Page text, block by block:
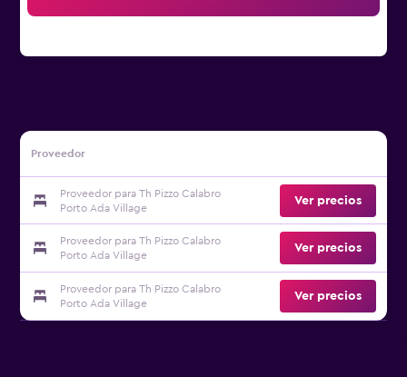
Proveedor
Proveedor para Th Pizzo Calabro
Porto Ada Village
Ver precios
Proveedor para Th Pizzo Calabro
Porto Ada Village
Ver precios
Proveedor para Th Pizzo Calabro
Porto Ada Village
Ver precios